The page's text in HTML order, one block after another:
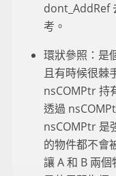
dont_AddRef
考。
環狀參照：是
且有時候很棘
nsCOMPtr 持
透過
nsCOMPtr 是
的物件都不會
讓 A 和 B 兩